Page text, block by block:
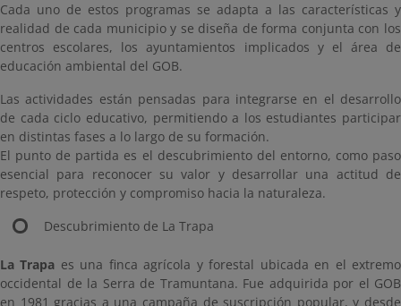
Cada uno de estos programas se adapta a las características y
realidad de cada municipio y se diseña de forma conjunta con los
centros escolares, los ayuntamientos implicados y el área de
educación ambiental del GOB.
Las actividades están pensadas para integrarse en el desarrollo
de cada ciclo educativo, permitiendo a los estudiantes participar
en distintas fases a lo largo de su formación.
El punto de partida es el descubrimiento del entorno, como paso
esencial para reconocer su valor y desarrollar una actitud de
respeto, protección y compromiso hacia la naturaleza.
Descubrimiento de La Trapa
La Trapa es una finca agrícola y forestal ubicada en el extremo
occidental de la Serra de Tramuntana. Fue adquirida por el GOB
en 1981 gracias a una campaña de suscripción popular, y desde